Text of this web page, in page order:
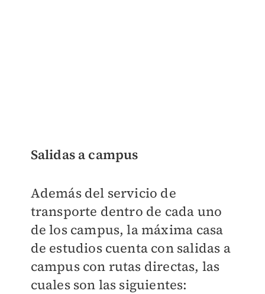
Salidas a campus
Además del servicio de
transporte dentro de cada uno
de los campus, la máxima casa
de estudios cuenta con salidas a
campus con rutas directas, las
cuales son las siguientes: